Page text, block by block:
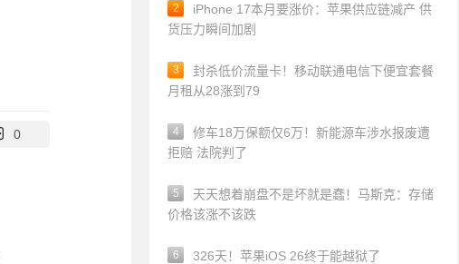
0
2
iPhone 17本月要涨价：苹果供应链减产 供
货压力瞬间加剧
3
封杀低价流量卡！移动联通电信下便宜套餐
月租从28涨到79
4
修车18万保额仅6万！新能源车涉水报废遭
拒赔 法院判了
5
天天想着崩盘不是坏就是蠢！马斯克：存储
价格该涨不该跌
6 326天！苹果iOS 26终于能越狱了